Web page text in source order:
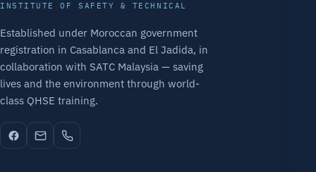
INSTITUTE OF SAFETY & TECHNICAL
Established under Moroccan government
registration in Casablanca and El Jadida, in
collaboration with SATC Malaysia — saving
lives and the environment through world-
class QHSE training.